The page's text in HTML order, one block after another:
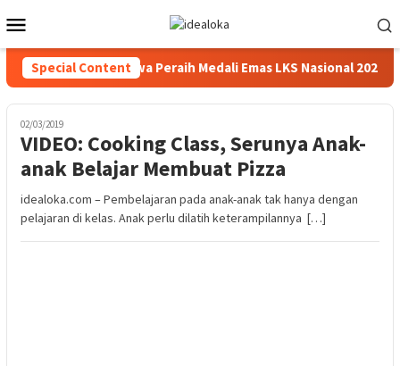
to
contentMenu
Special Content
Beri Beasiswa Siswa Peraih Medali Emas LKS Nasional 2026
02/03/2019
VIDEO: Cooking Class, Serunya Anak-
anak Belajar Membuat Pizza
idealoka.com – Pembelajaran pada anak-anak tak hanya dengan
pelajaran di kelas. Anak perlu dilatih keterampilannya […]